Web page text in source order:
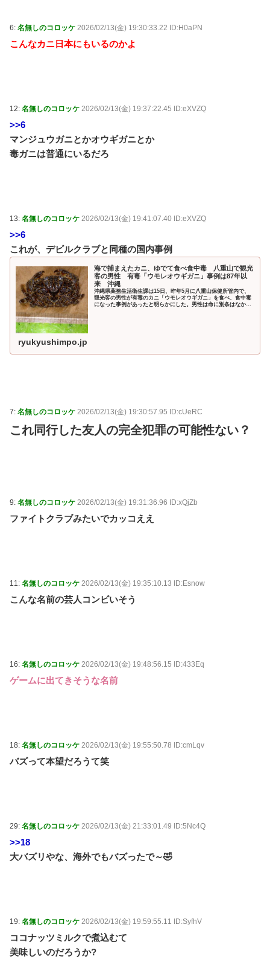
6: 名無しのコロッケ 2026/02/13(金) 19:30:33.22 ID:H0aPN
こんなカニ日本にもいるのかよ
12: 名無しのコロッケ 2026/02/13(金) 19:37:22.45 ID:eXVZQ
>>6
マンジュウガニとかオウギガニとか
毒ガニは普通にいるだろ
13: 名無しのコロッケ 2026/02/13(金) 19:41:07.40 ID:eXVZQ
>>6
これが、デビルクラブと同種の国内事例
海で捕まえたカニ、ゆでて食べ食中毒 八重山で観光
客の男性 有毒「ウモレオウギガニ」事例は87年以
来 沖縄
沖縄県薬務生活衛生課は15日、昨年5月に八重山保健所管内で、
観光客の男性が有毒のカニ「ウモレオウギガニ」を食べ、食中毒
になった事例があったと明らかにした。男性は命に別条はなかっ
ryukyushimpo.jp
7: 名無しのコロッケ 2026/02/13(金) 19:30:57.95 ID:cUeRC
これ同行した友人の完全犯罪の可能性ない？
9: 名無しのコロッケ 2026/02/13(金) 19:31:36.96 ID:xQjZb
ファイトクラブみたいでカッコええ
11: 名無しのコロッケ 2026/02/13(金) 19:35:10.13 ID:Esnow
こんな名前の芸人コンビいそう
16: 名無しのコロッケ 2026/02/13(金) 19:48:56.15 ID:433Eq
ゲームに出てきそうな名前
18: 名無しのコロッケ 2026/02/13(金) 19:55:50.78 ID:cmLqv
バズって本望だろうて笑
29: 名無しのコロッケ 2026/02/13(金) 21:33:01.49 ID:5Nc4Q
>>18
大バズリやな、海外でもバズったで～🤣
19: 名無しのコロッケ 2026/02/13(金) 19:59:55.11 ID:SyfhV
ココナッツミルクで煮込むて
美味しいのだろうか?